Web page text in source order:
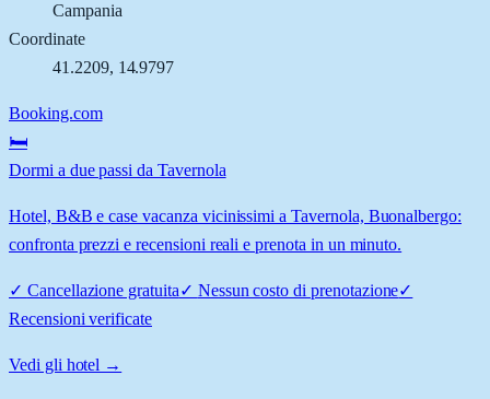
Campania
Coordinate
41.2209, 14.9797
Booking.com
🛏️
Dormi a due passi da Tavernola
Hotel, B&B e case vacanza vicinissimi a Tavernola, Buonalbergo:
confronta prezzi e recensioni reali e prenota in un minuto.
✓ Cancellazione gratuita✓ Nessun costo di prenotazione✓
Recensioni verificate
Vedi gli hotel →